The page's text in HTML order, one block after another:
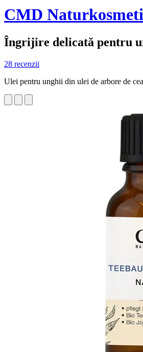
CMD
Îngrijire delicată pentru
28 recenzii
Ulei pentru unghii din ulei de arbore de